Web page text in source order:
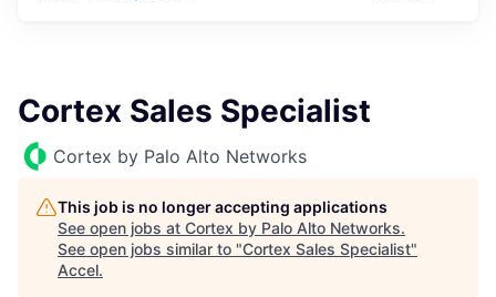
Cortex Sales Specialist
Cortex by Palo Alto Networks
This job is no longer accepting applications
See open jobs at Cortex by Palo Alto Networks.
See open jobs similar to "Cortex Sales Specialist"
Accel.